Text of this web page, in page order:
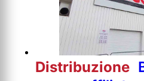
Distribuzione